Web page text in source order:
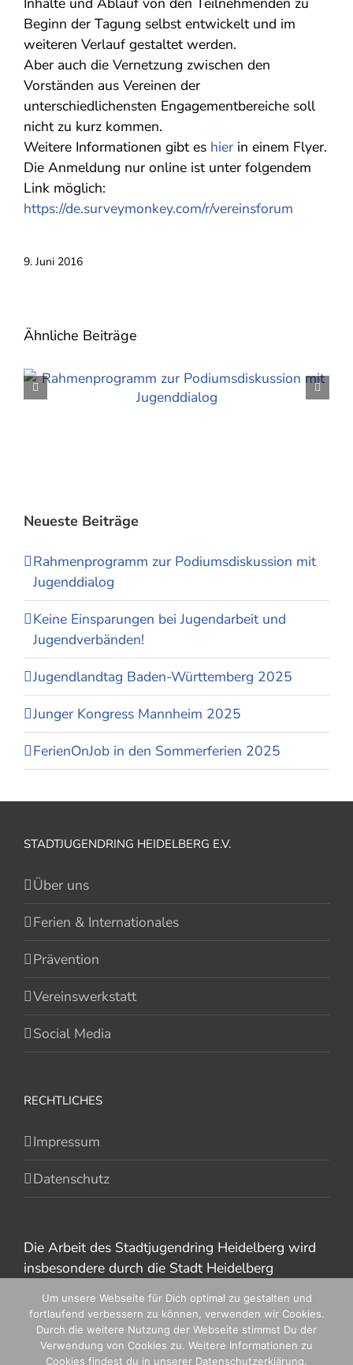
Beginn der Tagung selbst entwickelt und im
weiteren Verlauf gestaltet werden.
Aber auch die Vernetzung zwischen den
Vorständen aus Vereinen der
unterschiedlichensten Engagementbereiche soll
nicht zu kurz kommen.
Weitere Informationen gibt es hier in einem Flyer.
Die Anmeldung nur online ist unter folgendem
Link möglich:
https://de.surveymonkey.com/r/vereinsforum
9. Juni 2016
Ähnliche Beiträge
Neueste Beiträge
Rahmenprogramm zur Podiumsdiskussion mit
Jugenddialog
Keine Einsparungen bei Jugendarbeit und
Jugendverbänden!
Jugendlandtag Baden-Württemberg 2025
Junger Kongress Mannheim 2025
FerienOnJob in den Sommerferien 2025
STADTJUGENDRING HEIDELBERG E.V.
Über uns
Ferien & Internationales
Prävention
Vereinswerkstatt
Social Media
RECHTLICHES
Impressum
Datenschutz
Die Arbeit des Stadtjugendring Heidelberg wird
insbesondere durch die Stadt Heidelberg
Um unsere Webseite für Dich optimal zu gestalten und
fortlaufend verbessern zu können, verwenden wir Cookies.
Durch die weitere Nutzung der Webseite stimmst Du der
Verwendung von Cookies zu. Weitere Informationen zu
Cookies findest du in unserer Datenschutzerklärung.